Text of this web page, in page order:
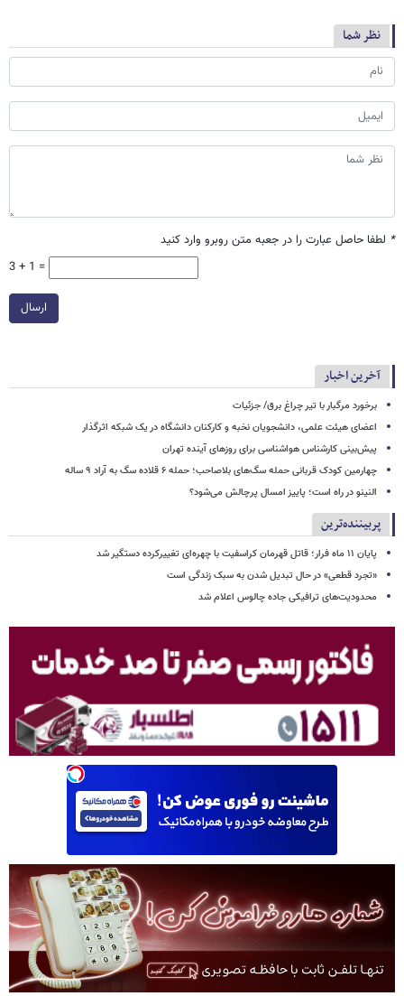
نظر شما
* لطفا حاصل عبارت را در جعبه متن روبرو وارد کنید
3 + 1 =
ارسال
آخرین اخبار
برخورد مرگبار با تیر چراغ برق/ جزئیات
اعضای هیئت علمی، دانشجویان نخبه و کارکنان دانشگاه در یک شبکه‌ اثرگذار
پیش‌بینی کارشناس هواشناسی برای روزهای آینده تهران
چهارمین کودک قربانی حمله سگ‌های بلاصاحب؛ حمله ۶ قلاده سگ به آراد ۹ ساله
النینو در راه است؛ پاییز امسال پرچالش می‌شود؟
پربیننده‌ترین
پایان ۱۱ ماه فرار؛ قاتل قهرمان کراسفیت با چهره‌ای تغییرکرده دستگیر شد
«تجرد قطعی» در حال تبدیل شدن به سبک زندگی است
محدودیت‌های ترافیکی جاده چالوس اعلام شد